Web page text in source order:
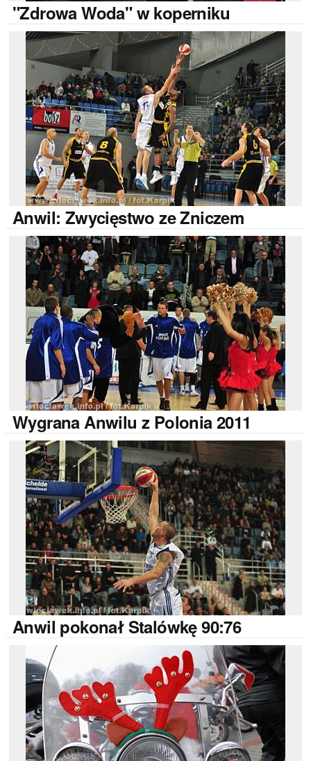
"ZdrowaWoda" w koperniku
Anwil: Zwycięstwo ze Zniczem
WygranaAnwilu z Polonia 2011
Anwil pokonał Stalówkę 90:76